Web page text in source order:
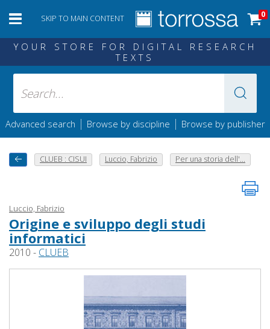
SKIP TO MAIN CONTENT 0
YOUR STORE FOR DIGITAL RESEARCH
TEXTS
Advanced search | Browse by discipline | Browse by publisher
CLUEB : CISUI Luccio, Fabrizio Per una storia dell'...
Luccio, Fabrizio
Origine e sviluppo degli studi
informatici
2010 - CLUEB